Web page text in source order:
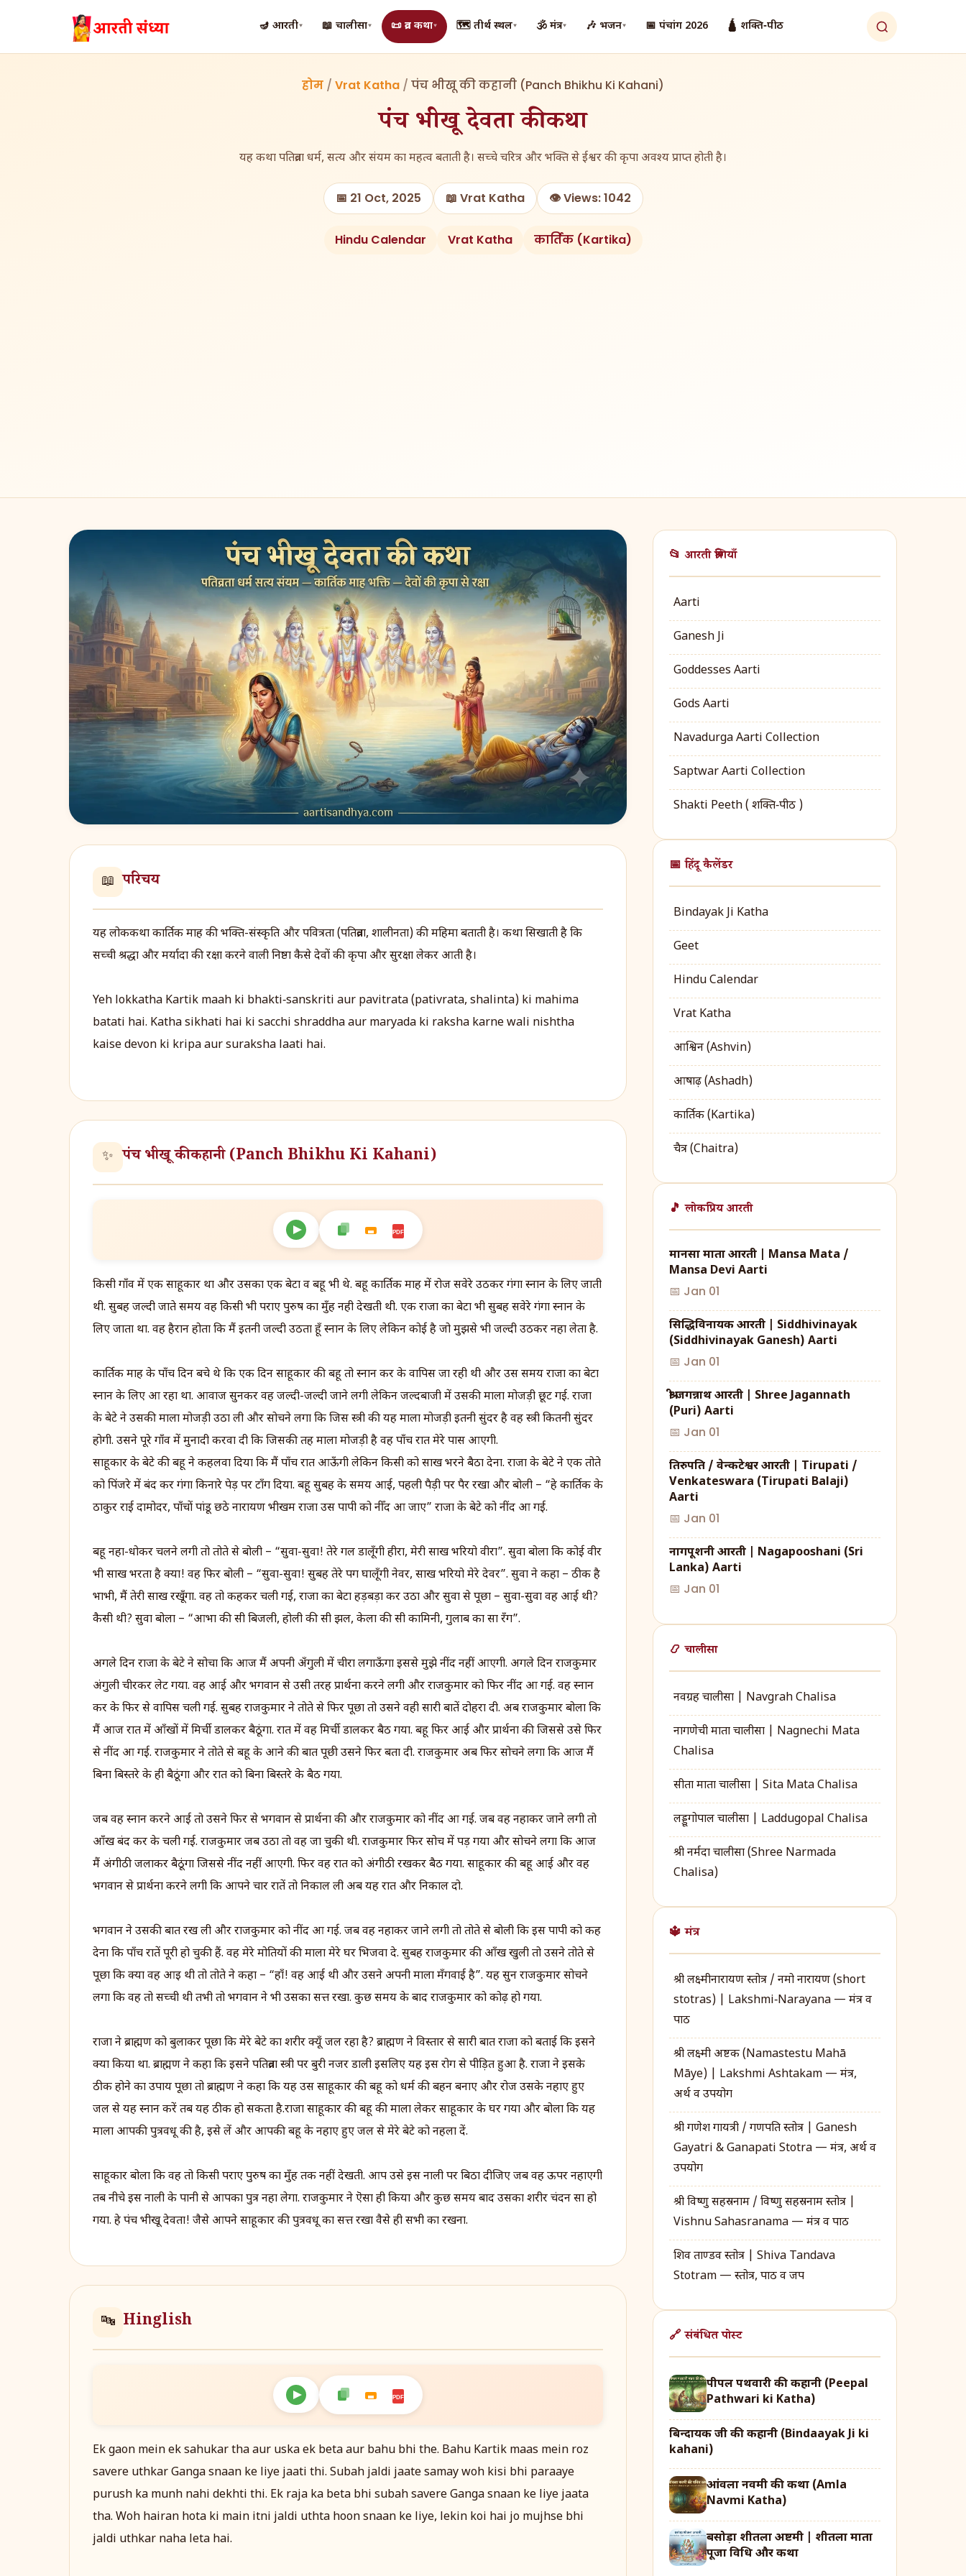
🪔 आरती▾ 📖 चालीसा▾ 📜 व्रत कथा▾ 🗺️ तीर्थ स्थल▾ 🕉️ मंत्र▾ 🎶 भजन▾ 📅 पंचांग 2026 🛕 शक्ति‑पीठ
होम / Vrat Katha / पंच भीखू की कहानी (Panch Bhikhu Ki Kahani)
पंच भीखू देवता की कथा
यह कथा पतिव्रता धर्म, सत्य और संयम का महत्व बताती है। सच्चे चरित्र और भक्ति से ईश्वर की कृपा अवश्य प्राप्त होती है।
📅 21 Oct, 2025 📖 Vrat Katha 👁️ Views: 1042
Hindu Calendar Vrat Katha कार्तिक (Kartika)
📖 परिचय
यह लोककथा कार्तिक माह की भक्ति-संस्कृति और पवित्रता (पतिव्रता, शालीनता) की महिमा बताती है। कथा सिखाती है कि
सच्ची श्रद्धा और मर्यादा की रक्षा करने वाली निष्ठा कैसे देवों की कृपा और सुरक्षा लेकर आती है।
Yeh lokkatha Kartik maah ki bhakti‑sanskriti aur pavitrata (pativrata, shalinta) ki mahima
batati hai. Katha sikhati hai ki sacchi shraddha aur maryada ki raksha karne wali nishtha
kaise devon ki kripa aur suraksha laati hai.
✨ पंच भीखू की कहानी (Panch Bhikhu Ki Kahani)
PDF
किसी गाँव में एक साहूकार था और उसका एक बेटा व बहू भी थे. बहू कार्तिक माह में रोज सवेरे उठकर गंगा स्नान के लिए जाती
थी. सुबह जल्दी जाते समय वह किसी भी पराए पुरुष का मुँह नही देखती थी. एक राजा का बेटा भी सुबह सवेरे गंगा स्नान के
लिए जाता था. वह हैरान होता कि मैं इतनी जल्दी उठता हूँ स्नान के लिए लेकिन कोई है जो मुझसे भी जल्दी उठकर नहा लेता है.
कार्तिक माह के पाँच दिन बचे थे कि एक दिन साहूकार की बहू तो स्नान कर के वापिस जा रही थी और उस समय राजा का बेटा
स्नान के लिए आ रहा था. आवाज सुनकर वह जल्दी-जल्दी जाने लगी लेकिन जल्दबाजी में उसकी माला मोजड़ी छूट गई. राजा
के बेटे ने उसकी माला मोजड़ी उठा ली और सोचने लगा कि जिस स्त्री की यह माला मोजड़ी इतनी सुंदर है वह स्त्री कितनी सुंदर
होगी. उसने पूरे गाँव में मुनादी करवा दी कि जिसकी तह माला मोजड़ी है वह पाँच रात मेरे पास आएगी.
साहूकार के बेटे की बहू ने कहलवा दिया कि मैं पाँच रात आऊँगी लेकिन किसी को साख भरने बैठा देना. राजा के बेटे ने एक तोते
को पिंजरे में बंद कर गंगा किनारे पेड़ पर टाँग दिया. बहू सुबह के समय आई, पहली पैड़ी पर पैर रखा और बोली – “हे कार्तिक के
ठाकुर राई दामोदर, पाँचों पांडू छठे नारायण भीखम राजा उस पापी को नीँद आ जाए” राजा के बेटे को नींद आ गई.
बहू नहा-धोकर चलने लगी तो तोते से बोली – “सुवा-सुवा! तेरे गल डालूँगी हीरा, मेरी साख भरियो वीरा”. सुवा बोला कि कोई वीर
भी साख भरता है क्या! वह फिर बोली – “सुवा-सुवा! सुबह तेरे पग घालूँगी नेवर, साख भरियो मेरे देवर”. सुवा ने कहा – ठीक है
भाभी, मैं तेरी साख रखूँगा. वह तो कहकर चली गई, राजा का बेटा हड़बड़ा कर उठा और सुवा से पूछा – सुवा-सुवा वह आई थी?
कैसी थी? सुवा बोला – “आभा की सी बिजली, होली की सी झल, केला की सी कामिनी, गुलाब का सा रँग”.
अगले दिन राजा के बेटे ने सोचा कि आज मैं अपनी अँगुली में चीरा लगाऊँगा इससे मुझे नींद नहीं आएगी. अगले दिन राजकुमार
अंगुली चीरकर लेट गया. वह आई और भगवान से उसी तरह प्रार्थना करने लगी और राजकुमार को फिर नींद आ गई. वह स्नान
कर के फिर से वापिस चली गई. सुबह राजकुमार ने तोते से फिर पूछा तो उसने वही सारी बातें दोहरा दी. अब राजकुमार बोला कि
मैं आज रात में आँखों में मिर्ची डालकर बैठूंगा. रात में वह मिर्ची डालकर बैठ गया. बहू फिर आई और प्रार्थना की जिससे उसे फिर
से नींद आ गई. राजकुमार ने तोते से बहू के आने की बात पूछी उसने फिर बता दी. राजकुमार अब फिर सोचने लगा कि आज मैं
बिना बिस्तरे के ही बैठूंगा और रात को बिना बिस्तरे के बैठ गया.
जब वह स्नान करने आई तो उसने फिर से भगवान से प्रार्थना की और राजकुमार को नींद आ गई. जब वह नहाकर जाने लगी तो
आँख बंद कर के चली गई. राजकुमार जब उठा तो वह जा चुकी थी. राजकुमार फिर सोच में पड़ गया और सोचने लगा कि आज
मैं अंगीठी जलाकर बैठूंगा जिससे नींद नहीं आएगी. फिर वह रात को अंगीठी रखकर बैठ गया. साहूकार की बहू आई और वह
भगवान से प्रार्थना करने लगी कि आपने चार रातें तो निकाल ली अब यह रात और निकाल दो.
भगवान ने उसकी बात रख ली और राजकुमार को नींद आ गई. जब वह नहाकर जाने लगी तो तोते से बोली कि इस पापी को कह
देना कि पाँच रातें पूरी हो चुकी हैं. वह मेरे मोतियों की माला मेरे घर भिजवा दे. सुबह राजकुमार की आँख खुली तो उसने तोते से
पूछा कि क्या वह आइ थी तो तोते ने कहा – “हाँ! वह आई थी और उसने अपनी माला मँगवाई है”. यह सुन राजकुमार सोचने
लगा कि वह तो सच्ची थी तभी तो भगवान ने भी उसका सत्त रखा. कुछ समय के बाद राजकुमार को कोढ़ हो गया.
राजा ने ब्राह्मण को बुलाकर पूछा कि मेरे बेटे का शरीर क्यूँ जल रहा है? ब्राह्मण ने विस्तार से सारी बात राजा को बताई कि इसने
क्या किया था. ब्राह्मण ने कहा कि इसने पतिव्रता स्त्री पर बुरी नजर डाली इसलिए यह इस रोग से पीड़ित हुआ है. राजा ने इसके
ठीक होने का उपाय पूछा तो ब्राह्मण ने कहा कि यह उस साहूकार की बहू को धर्म की बहन बनाए और रोज उसके नहाए हुए
जल से यह स्नान करें तब यह ठीक हो सकता है.राजा साहूकार की बहू की माला लेकर साहूकार के घर गया और बोला कि यह
माला आपकी पुत्रवधू की है, इसे लें और आपकी बहू के नहाए हुए जल से मेरे बेटे को नहला दें.
साहूकार बोला कि वह तो किसी पराए पुरुष का मुँह तक नहीं देखती. आप उसे इस नाली पर बिठा दीजिए जब वह ऊपर नहाएगी
तब नीचे इस नाली के पानी से आपका पुत्र नहा लेगा. राजकुमार ने ऎसा ही किया और कुछ समय बाद उसका शरीर चंदन सा हो
गया. हे पंच भीखू देवता! जैसे आपने साहूकार की पुत्रवधू का सत्त रखा वैसे ही सभी का रखना.
🔤 Hinglish
PDF
Ek gaon mein ek sahukar tha aur uska ek beta aur bahu bhi the. Bahu Kartik maas mein roz
savere uthkar Ganga snaan ke liye jaati thi. Subah jaldi jaate samay woh kisi bhi paraaye
purush ka munh nahi dekhti thi. Ek raja ka beta bhi subah savere Ganga snaan ke liye jaata
tha. Woh hairan hota ki main itni jaldi uthta hoon snaan ke liye, lekin koi hai jo mujhse bhi
jaldi uthkar naha leta hai.
📂 आरती श्रेणियाँ
Aarti
Ganesh Ji
Goddesses Aarti
Gods Aarti
Navadurga Aarti Collection
Saptwar Aarti Collection
Shakti Peeth ( शक्ति‑पीठ )
📅 हिंदू कैलेंडर
Bindayak Ji Katha
Geet
Hindu Calendar
Vrat Katha
आश्विन (Ashvin)
आषाढ़ (Ashadh)
कार्तिक (Kartika)
चैत्र (Chaitra)
🎵 लोकप्रिय आरती
मानसा माता आरती | Mansa Mata /
Mansa Devi Aarti
📅 Jan 01
सिद्धिविनायक आरती | Siddhivinayak
(Siddhivinayak Ganesh) Aarti
📅 Jan 01
श्री जगन्नाथ आरती | Shree Jagannath
(Puri) Aarti
📅 Jan 01
तिरुपति / वेन्कटेश्वर आरती | Tirupati /
Venkateswara (Tirupati Balaji)
Aarti
📅 Jan 01
नागपूशनी आरती | Nagapooshani (Sri
Lanka) Aarti
📅 Jan 01
📿 चालीसा
नवग्रह चालीसा | Navgrah Chalisa
नागणेची माता चालीसा | Nagnechi Mata
Chalisa
सीता माता चालीसा | Sita Mata Chalisa
लड्डूगोपाल चालीसा | Laddugopal Chalisa
श्री नर्मदा चालीसा (Shree Narmada
Chalisa)
🔱 मंत्र
श्री लक्ष्मीनारायण स्तोत्र / नमो नारायण (short
stotras) | Lakshmi‑Narayana — मंत्र व
पाठ
श्री लक्ष्मी अष्टक (Namastestu Mahā
Māye) | Lakshmi Ashtakam — मंत्र,
अर्थ व उपयोग
श्री गणेश गायत्री / गणपति स्तोत्र | Ganesh
Gayatri & Ganapati Stotra — मंत्र, अर्थ व
उपयोग
श्री विष्णु सहस्रनाम / विष्णु सहस्रनाम स्तोत्र |
Vishnu Sahasranama — मंत्र व पाठ
शिव ताण्डव स्तोत्र | Shiva Tandava
Stotram — स्तोत्र, पाठ व जप
🔗 संबंधित पोस्ट
पीपल पथवारी की कहानी (Peepal
Pathwari ki Katha)
बिन्दायक जी की कहानी (Bindaayak Ji ki
kahani)
आंवला नवमी की कथा (Amla
Navmi Katha)
बसोड़ा शीतला अष्टमी | शीतला माता
पूजा विधि और कथा